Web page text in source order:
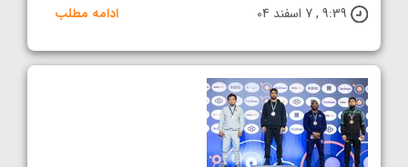
9:39 , 7 اسفند 04
ادامه مطلب